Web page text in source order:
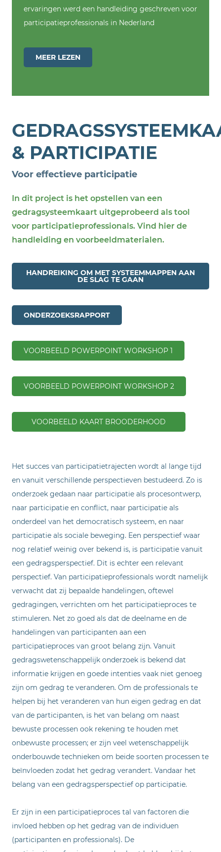
ervaringen werd een handleiding geschreven voor
participatieprofessionals in Nederland
MEER LEZEN
& PARTICIPATIE
Voor effectieve participatie
In dit project is het opstellen van een
gedragsysteemkaart uitgeprobeerd als tool
voor participatieprofessionals. Vind hier de
handleiding en voorbeeldmaterialen.
HANDREIKING OM MET SYSTEEMMAPPEN AAN
DE SLAG TE GAAN
ONDERZOEKSRAPPORT
VOORBEELD POWERPOINT WORKSHOP 1
VOORBEELD POWERPOINT WORKSHOP 2
VOORBEELD KAART BROODERHOOD
Het succes van participatietrajecten wordt al lange tijd
en vanuit verschillende perspectieven bestudeerd. Zo is
onderzoek gedaan naar participatie als procesontwerp,
naar participatie en conflict, naar participatie als
onderdeel van het democratisch systeem, en naar
participatie als sociale beweging. Een perspectief waar
nog relatief weinig over bekend is, is participatie vanuit
een gedragsperspectief. Dit is echter een relevant
perspectief. Van participatieprofessionals wordt namelijk
verwacht dat zij bepaalde handelingen, oftewel
gedragingen, verrichten om het participatieproces te
stimuleren. Net zo goed als dat de deelname en de
handelingen van participanten aan een
participatieproces van groot belang zijn. Vanuit
gedragswetenschappelijk onderzoek is bekend dat
informatie krijgen en goede intenties vaak niet genoeg
zijn om gedrag te veranderen. Om de professionals te
helpen bij het veranderen van hun eigen gedrag en dat
van de participanten, is het van belang om naast
bewuste processen ook rekening te houden met
onbewuste processen; er zijn veel wetenschappelijk
onderbouwde technieken om beide soorten processen te
beïnvloeden zodat het gedrag verandert. Vandaar het
belang van een gedragsperspectief op participatie.
Er zijn in een participatieproces tal van factoren die
invloed hebben op het gedrag van de individuen
(participanten en professionals). De